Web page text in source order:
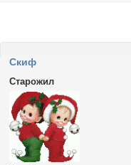
Cкиф
Старожил